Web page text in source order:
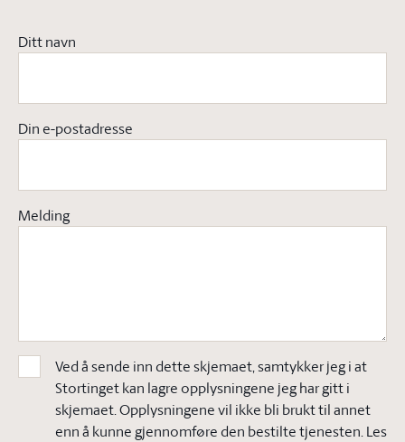
Ditt navn
Din e-postadresse
Melding
Ved å sende inn dette skjemaet, samtykker jeg i at
Stortinget kan lagre opplysningene jeg har gitt i
skjemaet. Opplysningene vil ikke bli brukt til annet
enn å kunne gjennomføre den bestilte tjenesten. Les